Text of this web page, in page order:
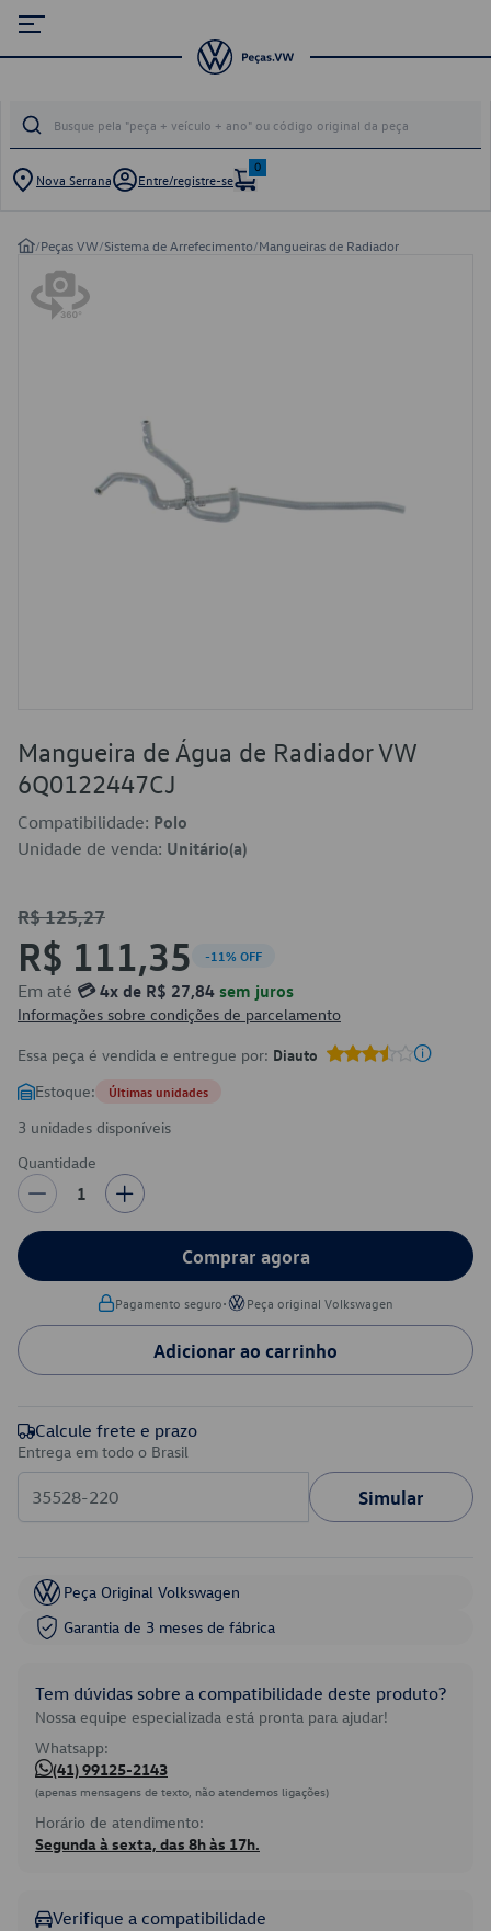
Nova Serrana Entre/registre-se
0
/Peças VW/Sistema de Arrefecimento/Mangueiras de Radiador
Mangueira de Água de Radiador VW
6Q0122447CJ
Compatibilidade: Polo
Unidade de venda: Unitário(a)
R$ 125,27
R$ 111,35 -11% OFF
Em até 💳 4x de R$ 27,84 sem juros
Informações sobre condições de parcelamento
Essa peça é vendida e entregue por: Diauto
Estoque: Últimas unidades
3 unidades disponíveis
Quantidade
1
Comprar agora
Pagamento seguro• Peça original Volkswagen
Adicionar ao carrinho
Calcule frete e prazo
Entrega em todo o Brasil
Simular
Peça Original Volkswagen
Garantia de 3 meses de fábrica
Tem dúvidas sobre a compatibilidade deste produto?
Nossa equipe especializada está pronta para ajudar!
Whatsapp:
(41) 99125-2143
(apenas mensagens de texto, não atendemos ligações)
Horário de atendimento:
Segunda à sexta, das 8h às 17h.
Verifique a compatibilidade